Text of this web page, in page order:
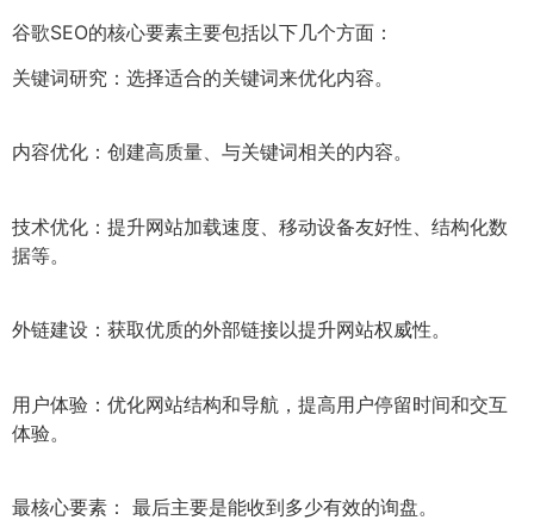
谷歌SEO的核心要素主要包括以下几个方面：
关键词研究：选择适合的关键词来优化内容。
内容优化：创建高质量、与关键词相关的内容。
技术优化：提升网站加载速度、移动设备友好性、结构化数
据等。
外链建设：获取优质的外部链接以提升网站权威性。
用户体验：优化网站结构和导航，提高用户停留时间和交互
体验。
最核心要素： 最后主要是能收到多少有效的询盘。